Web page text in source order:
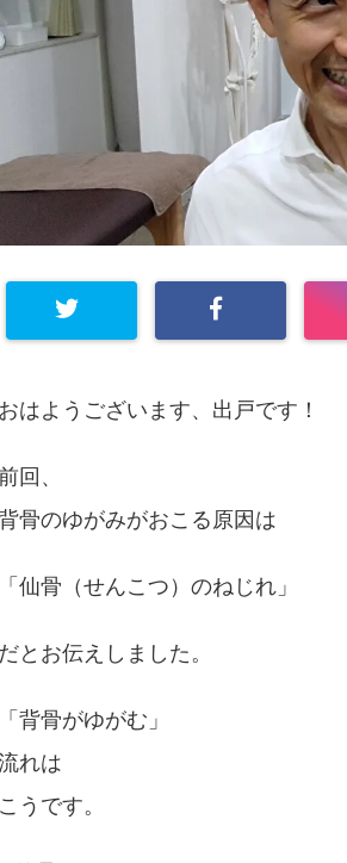
おはようございます、出戸です！
回、
骨のゆがみがおこる原因は
「仙骨（せんこつ）のねじれ」
だとお伝えしました。
「背骨がゆがむ」
れは
こうです。